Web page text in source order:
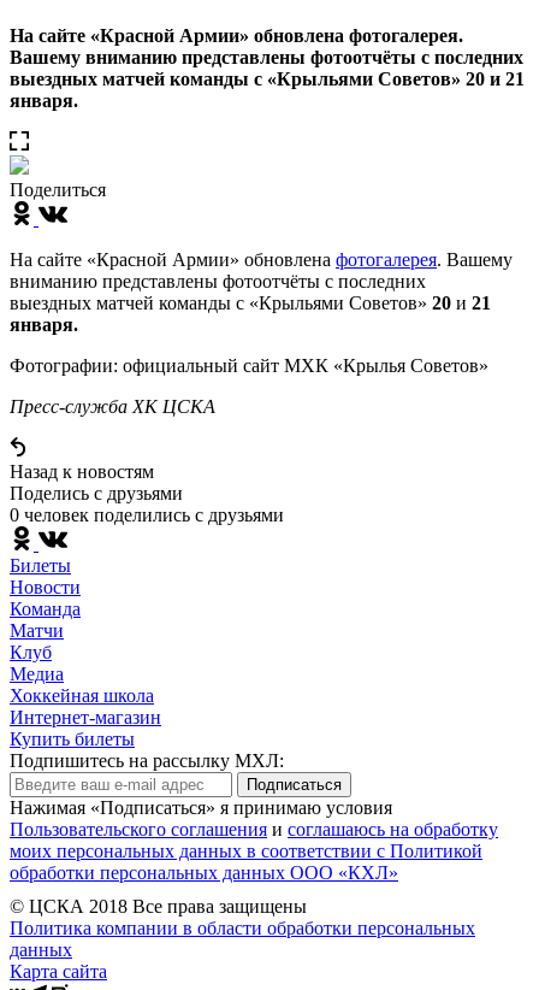
На сайте «Красной Армии» обновлена фотогалерея.
Вашему вниманию представлены фотоотчёты с последних
выездных матчей команды с «Крыльями Советов» 20 и 21
января.
Поделиться
На сайте «Красной Армии» обновлена фотогалерея. Вашему
вниманию представлены фотоотчёты с последних
выездных матчей команды с «Крыльями Советов» 20 и 21
января.
Фотографии: официальный сайт МХК «Крылья Советов»
Пресс-служба ХК ЦСКА
Назад к новостям
Поделись c друзьями
0 человек поделились c друзьями
Билеты
Новости
Команда
Матчи
Клуб
Медиа
Хоккейная школа
Интернет-магазин
Купить билеты
Подпишитесь на рассылку МХЛ:
Подписаться
Нажимая «Подписаться» я принимаю условия
Пользовательского соглашения и соглашаюсь на обработку
моих персональных данных в соответствии с Политикой
обработки персональных данных ООО «КХЛ»
© ЦСКА 2018 Все права защищены
Политика компании в области обработки персональных
данных
Карта сайта